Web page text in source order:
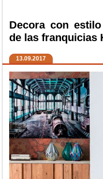
Decora con
de las franquicias
13.09.2017